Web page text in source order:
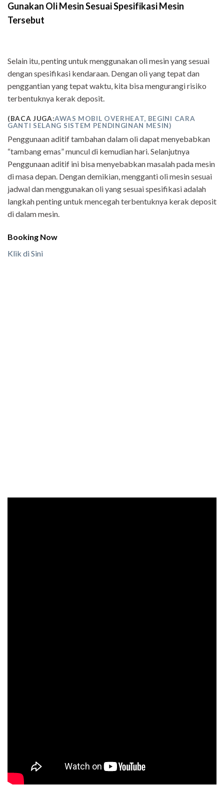
Gunakan Oli Mesin Sesuai Spesifikasi Mesin
Tersebut
Selain itu, penting untuk menggunakan oli mesin yang sesuai
dengan spesifikasi kendaraan. Dengan oli yang tepat dan
penggantian yang tepat waktu, kita bisa mengurangi risiko
terbentuknya kerak deposit.
(BACA JUGA:AWAS MOBIL OVERHEAT, BEGINI CARA
GANTI SELANG SISTEM PENDINGINAN MESIN)
Penggunaan aditif tambahan dalam oli dapat menyebabkan
“tambang emas” muncul di kemudian hari. Selanjutnya
Penggunaan aditif ini bisa menyebabkan masalah pada mesin
di masa depan. Dengan demikian, mengganti oli mesin sesuai
jadwal dan menggunakan oli yang sesuai spesifikasi adalah
langkah penting untuk mencegah terbentuknya kerak deposit
di dalam mesin.
Booking Now
Klik di Sini